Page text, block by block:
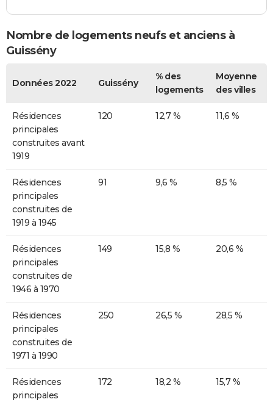
Nombre de logements neufs et anciens à
Guissény
Données 2022 Guissény
% des
logements
Moyenne
des villes
Résidences
principales
construites avant
1919
120 12,7 % 11,6 %
Résidences
principales
construites de
1919 à 1945
91 9,6 % 8,5 %
Résidences
principales
construites de
1946 à 1970
149 15,8 % 20,6 %
Résidences
principales
construites de
1971 à 1990
250 26,5 % 28,5 %
Résidences
principales
172 18,2 % 15,7 %